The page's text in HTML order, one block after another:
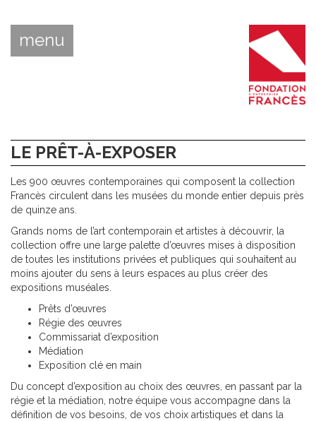
menu
LE PRÊT-À-EXPOSER
Les 900 œuvres contemporaines qui composent la collection
Francès circulent dans les musées du monde entier depuis près
de quinze ans.
Grands noms de l’art contemporain et artistes à découvrir, la
collection offre une large palette d’œuvres mises à disposition
de toutes les institutions privées et publiques qui souhaitent au
moins ajouter du sens à leurs espaces au plus créer des
expositions muséales.
Prêts d’œuvres
Régie des œuvres
Commissariat d’exposition
Médiation
Exposition clé en main
Du concept d’exposition au choix des œuvres, en passant par la
régie et la médiation, notre équipe vous accompagne dans la
définition de vos besoins, de vos choix artistiques et dans la